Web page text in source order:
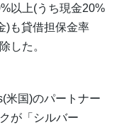
以上(うち現金20%
)も貸借担保金率
した。
米国)のパートナー
が「シルバー